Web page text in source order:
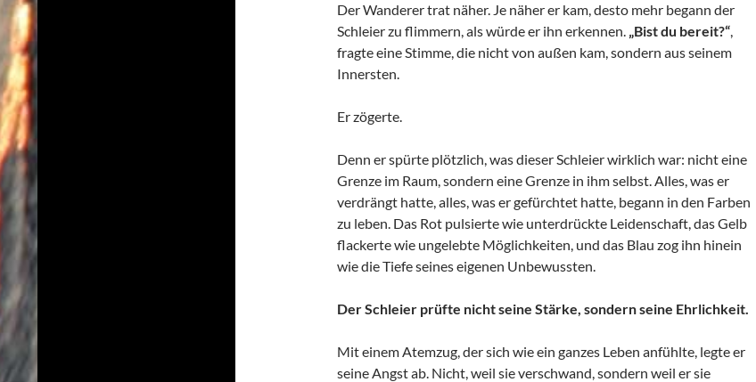
Der Wanderer trat näher. Je näher er kam, desto mehr begann der
Schleier zu flimmern, als würde er ihn erkennen. „Bist du bereit?“,
fragte eine Stimme, die nicht von außen kam, sondern aus seinem
Innersten.
Er zögerte.
Denn er spürte plötzlich, was dieser Schleier wirklich war: nicht eine
Grenze im Raum, sondern eine Grenze in ihm selbst. Alles, was er
verdrängt hatte, alles, was er gefürchtet hatte, begann in den Farben
zu leben. Das Rot pulsierte wie unterdrückte Leidenschaft, das Gelb
flackerte wie ungelebte Möglichkeiten, und das Blau zog ihn hinein
wie die Tiefe seines eigenen Unbewussten.
Der Schleier prüfte nicht seine Stärke, sondern seine Ehrlichkeit.
Mit einem Atemzug, der sich wie ein ganzes Leben anfühlte, legte er
seine Angst ab. Nicht, weil sie verschwand, sondern weil er sie